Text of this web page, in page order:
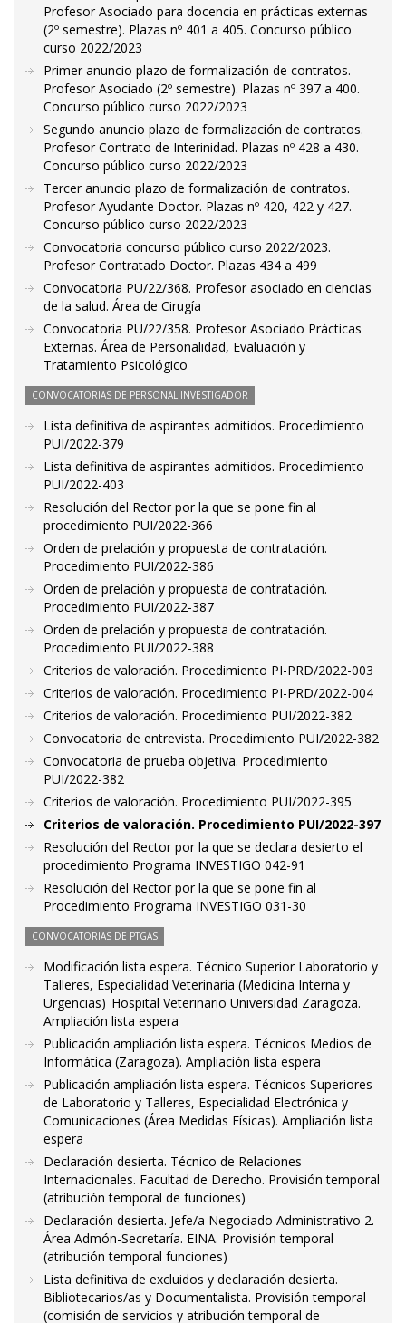
Profesor Asociado para docencia en prácticas externas
(2º semestre). Plazas nº 401 a 405. Concurso público
curso 2022/2023
Primer anuncio plazo de formalización de contratos.
Profesor Asociado (2º semestre). Plazas nº 397 a 400.
Concurso público curso 2022/2023
Segundo anuncio plazo de formalización de contratos.
Profesor Contrato de Interinidad. Plazas nº 428 a 430.
Concurso público curso 2022/2023
Tercer anuncio plazo de formalización de contratos.
Profesor Ayudante Doctor. Plazas nº 420, 422 y 427.
Concurso público curso 2022/2023
Convocatoria concurso público curso 2022/2023.
Profesor Contratado Doctor. Plazas 434 a 499
Convocatoria PU/22/368. Profesor asociado en ciencias
de la salud. Área de Cirugía
Convocatoria PU/22/358. Profesor Asociado Prácticas
Externas. Área de Personalidad, Evaluación y
Tratamiento Psicológico
CONVOCATORIAS DE PERSONAL INVESTIGADOR
Lista definitiva de aspirantes admitidos. Procedimiento
PUI/2022-379
Lista definitiva de aspirantes admitidos. Procedimiento
PUI/2022-403
Resolución del Rector por la que se pone fin al
procedimiento PUI/2022-366
Orden de prelación y propuesta de contratación.
Procedimiento PUI/2022-386
Orden de prelación y propuesta de contratación.
Procedimiento PUI/2022-387
Orden de prelación y propuesta de contratación.
Procedimiento PUI/2022-388
Criterios de valoración. Procedimiento PI-PRD/2022-003
Criterios de valoración. Procedimiento PI-PRD/2022-004
Criterios de valoración. Procedimiento PUI/2022-382
Convocatoria de entrevista. Procedimiento PUI/2022-382
Convocatoria de prueba objetiva. Procedimiento
PUI/2022-382
Criterios de valoración. Procedimiento PUI/2022-395
Criterios de valoración. Procedimiento PUI/2022-397
Resolución del Rector por la que se declara desierto el
procedimiento Programa INVESTIGO 042-91
Resolución del Rector por la que se pone fin al
Procedimiento Programa INVESTIGO 031-30
CONVOCATORIAS DE PTGAS
Modificación lista espera. Técnico Superior Laboratorio y
Talleres, Especialidad Veterinaria (Medicina Interna y
Urgencias)_Hospital Veterinario Universidad Zaragoza.
Ampliación lista espera
Publicación ampliación lista espera. Técnicos Medios de
Informática (Zaragoza). Ampliación lista espera
Publicación ampliación lista espera. Técnicos Superiores
de Laboratorio y Talleres, Especialidad Electrónica y
Comunicaciones (Área Medidas Físicas). Ampliación lista
espera
Declaración desierta. Técnico de Relaciones
Internacionales. Facultad de Derecho. Provisión temporal
(atribución temporal de funciones)
Declaración desierta. Jefe/a Negociado Administrativo 2.
Área Admón-Secretaría. EINA. Provisión temporal
(atribución temporal funciones)
Lista definitiva de excluidos y declaración desierta.
Bibliotecarios/as y Documentalista. Provisión temporal
(comisión de servicios y atribución temporal de